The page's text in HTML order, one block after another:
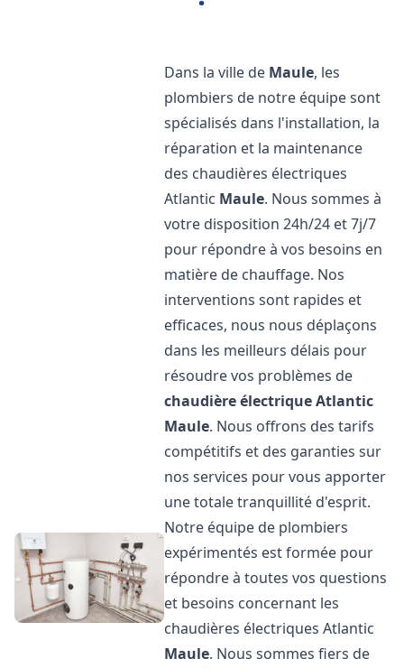
Dans la ville de Maule, les
plombiers de notre équipe sont
spécialisés dans l'installation, la
réparation et la maintenance
des chaudières électriques
Atlantic Maule. Nous sommes à
votre disposition 24h/24 et 7j/7
pour répondre à vos besoins en
matière de chauffage. Nos
interventions sont rapides et
efficaces, nous nous déplaçons
dans les meilleurs délais pour
résoudre vos problèmes de
chaudière électrique Atlantic
Maule. Nous offrons des tarifs
compétitifs et des garanties sur
nos services pour vous apporter
une totale tranquillité d'esprit.
Notre équipe de plombiers
expérimentés est formée pour
répondre à toutes vos questions
et besoins concernant les
chaudières électriques Atlantic
Maule. Nous sommes fiers de